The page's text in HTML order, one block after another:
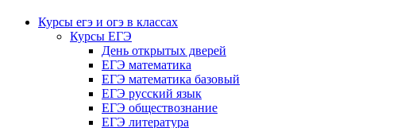
Курсы егэ и огэ в классах
Курсы ЕГЭ
День открытых дверей
ЕГЭ математика
ЕГЭ математика базовый
ЕГЭ русский язык
ЕГЭ обществознание
ЕГЭ литература